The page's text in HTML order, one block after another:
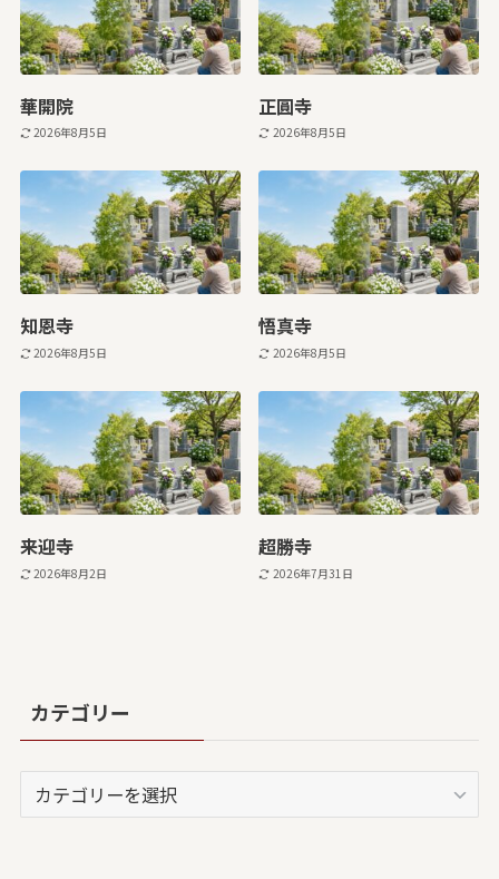
華開院
2026年8月5日
正圓寺
2026年8月5日
知恩寺
2026年8月5日
悟真寺
2026年8月5日
来迎寺
2026年8月2日
超勝寺
2026年7月31日
カテゴリー
テ